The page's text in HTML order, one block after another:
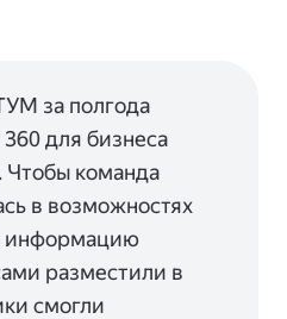
за полгода
для бизнеса
Чтобы команда
в возможностях
информацию
разместили в
смогли